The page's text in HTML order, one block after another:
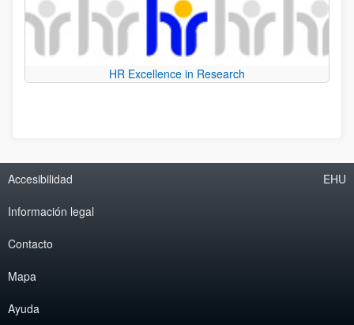
HR Excellence in Research
Accesibilidad
Información legal
Contacto
Mapa
Ayuda
EHU